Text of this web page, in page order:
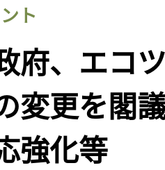
ト
府、エコ
変更を閣
強化等